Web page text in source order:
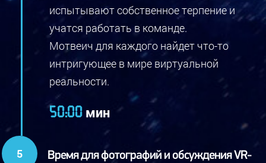
испытывают собственное терпение и
учатся работать в команде.
Мотвеич для каждого найдет что-то
интригующее в мире виртуальной
реальности.
50:00 мин
Время для фотографий и обсуждения VR-